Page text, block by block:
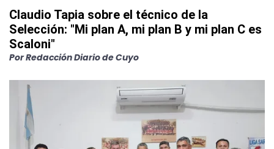
Claudio Tapia sobre el técnico de la
Selección: "Mi plan A, mi plan B y mi plan C es
Scaloni"
PorRedacción Diario de Cuyo